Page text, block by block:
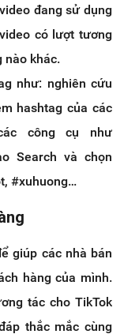
đang sử dụng
có lượt tương
nào khác.
như: nghiên cứu
hashtag của các
công cụ như
Search và chọn
#xuhuong…
giúp các nhà bán
hàng của mình.
tác cho TikTok
thắc mắc cùng